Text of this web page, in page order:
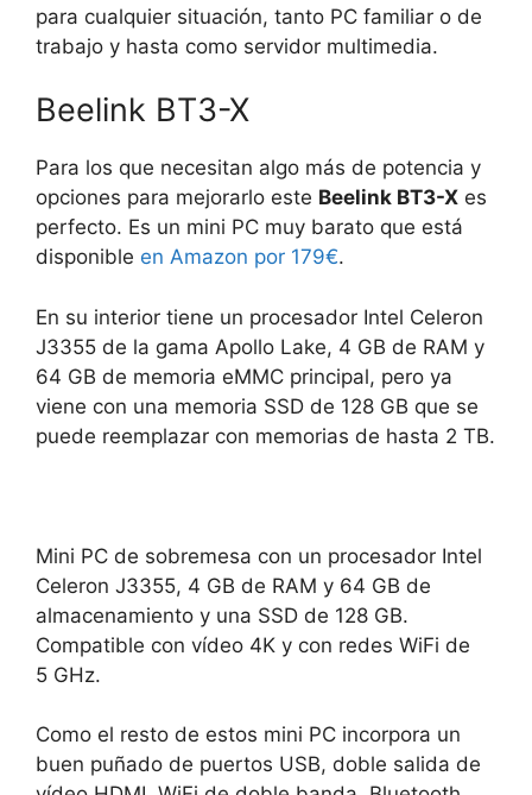
para cualquier situación, tanto PC familiar o de
trabajo y hasta como servidor multimedia.
Beelink BT3-X
Para los que necesitan algo más de potencia y
opciones para mejorarlo este Beelink BT3-X es
perfecto. Es un mini PC muy barato que está
disponible en Amazon por 179€.
En su interior tiene un procesador Intel Celeron
J3355 de la gama Apollo Lake, 4 GB de RAM y
64 GB de memoria eMMC principal, pero ya
viene con una memoria SSD de 128 GB que se
puede reemplazar con memorias de hasta 2 TB.
Mini PC de sobremesa con un procesador Intel
Celeron J3355, 4 GB de RAM y 64 GB de
almacenamiento y una SSD de 128 GB.
Compatible con vídeo 4K y con redes WiFi de
5 GHz.
Como el resto de estos mini PC incorpora un
buen puñado de puertos USB, doble salida de